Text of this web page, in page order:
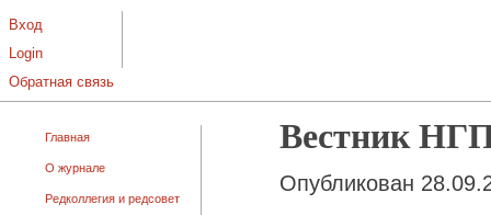
Вход
Login
Обратная связь
Главная
О журнале
Редколлегия и редсовет
Вестник
Опубликован